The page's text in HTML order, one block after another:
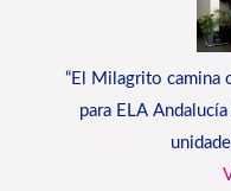
“El Milagrito camina
para ELA